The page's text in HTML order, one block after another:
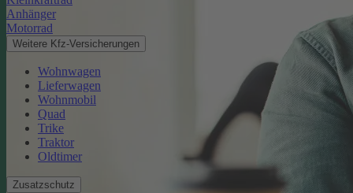
Anhänger
Motorrad
Weitere Kfz-Versicherungen
Wohnwagen
Lieferwagen
Wohnmobil
Quad
Trike
Traktor
Oldtimer
Zusatzschutz